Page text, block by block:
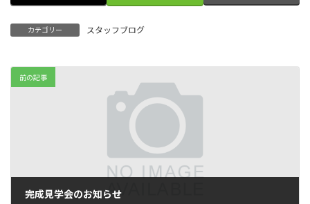
カテゴリー スタッフブログ
前の記事
完成見学会のお知らせ